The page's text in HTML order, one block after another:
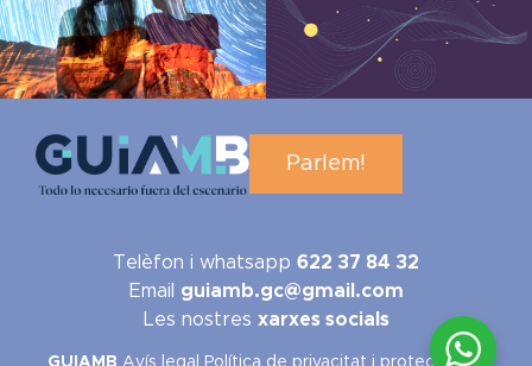
Parlem!
Telèfon i whatsapp 622 37 84 32
Email guiamb.gc@gmail.com
Les nostres xarxes socials
GUIAMB Avís legal Política de privacitat i protecció de